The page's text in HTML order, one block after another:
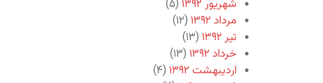
شهریور ۱۳۹۲
(۵)
مرداد ۱۳۹۲
(۱۲)
تیر ۱۳۹۲
(۱۳)
خرداد ۱۳۹۲
(۱۳)
اردیبهشت ۱۳۹۲
(۴)